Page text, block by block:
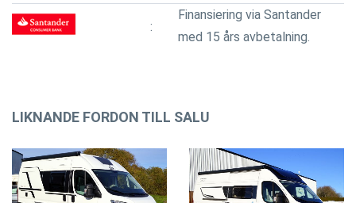
Finansiering via Santander
med 15 års avbetalning.
LIKNANDE FORDON TILL SALU